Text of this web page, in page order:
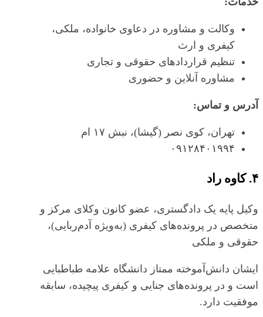
وکالت و مشاوره در دعاوی خانواده، ملکی،
کیفری و ارث
تنظیم قراردادهای حقوقی و تجاری
مشاوره آنلاین و حضوری
آدرس و تماس:
تهران، کوی نصر (گیشا)، نبش ۱۷ ام
۰۹۱۲۸۴۰۱۹۹۴
۴. کاوه راد
وکیل پایه یک دادگستری، عضو کانون وکلای مرکز و
متخصص در پرونده‌های کیفری (به‌ویژه آدم‌ربایی)،
حقوقی و ملکی
ایشان دانش‌آموخته ممتاز دانشگاه علامه طباطبایی
است و در پرونده‌های جنایی و کیفری پیچیده، سابقه
موفقیت دارد.